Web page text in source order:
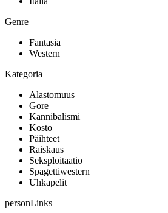
Genre
Fantasia
Western
Kategoria
Alastomuus
Gore
Kannibalismi
Kosto
Päihteet
Raiskaus
Seksploitaatio
Spagettiwestern
Uhkapelit
personLinks